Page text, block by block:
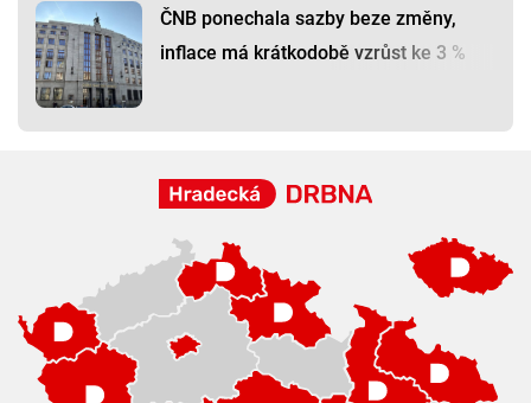
ČNB ponechala sazby beze změny,
inflace má krátkodobě vzrůst ke 3 %